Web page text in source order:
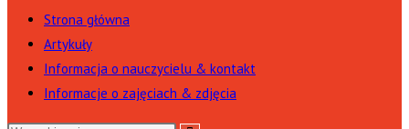
Strona główna
Artykuły
Informacja o nauczycielu & kontakt
Informacje o zajęciach & zdjęcia